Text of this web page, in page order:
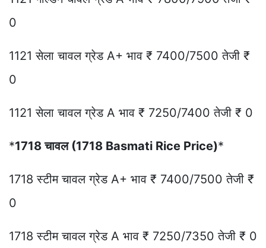
0
1121 सेला चावल ग्रेड A+ भाव ₹ 7400/7500 तेजी ₹
0
1121 सेला चावल ग्रेड A भाव ₹ 7250/7400 तेजी ₹ 0
*1718 चावल (1718 Basmati Rice Price)*
1718 स्टीम चावल ग्रेड A+ भाव ₹ 7400/7500 तेजी ₹
0
1718 स्टीम चावल ग्रेड A भाव ₹ 7250/7350 तेजी ₹ 0